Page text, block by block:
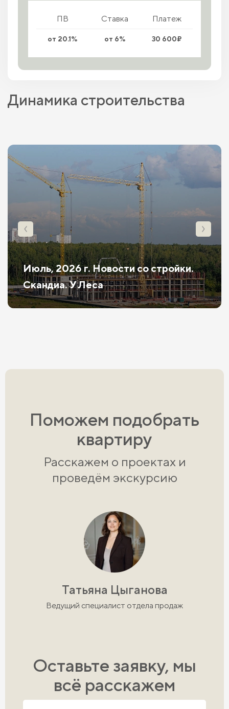
ПВ Ставка Платеж
от 20.1% от 6% 30 600₽
Динамика строительства
Июль, 2026 г. Новости со стройки.
Скандиа. У Леса
Поможем подобрать
квартиру
Расскажем о проектах и
проведём экскурсию
Татьяна Цыганова
Ведущий специалист отдела продаж
Оставьте заявку, мы
всё расскажем